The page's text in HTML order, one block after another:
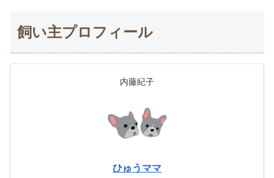
飼い主プロフィール
内藤紀子
ひゅうママ